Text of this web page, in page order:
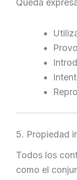
5. Propiedad
Todos los
como el